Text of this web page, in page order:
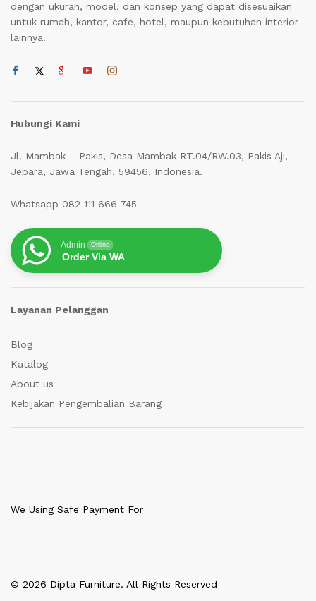
dengan ukuran, model, dan konsep yang dapat disesuaikan
untuk rumah, kantor, cafe, hotel, maupun kebutuhan interior
lainnya.
Hubungi Kami
Jl. Mambak – Pakis, Desa Mambak RT.04/RW.03, Pakis Aji,
Jepara, Jawa Tengah, 59456, Indonesia.
Whatsapp 082 111 666 745
Admin Online
Order Via WA
Layanan Pelanggan
Blog
Katalog
About us
Kebijakan Pengembalian Barang
© 2026 Dipta Furniture. All Rights Reserved
We Using Safe Payment For